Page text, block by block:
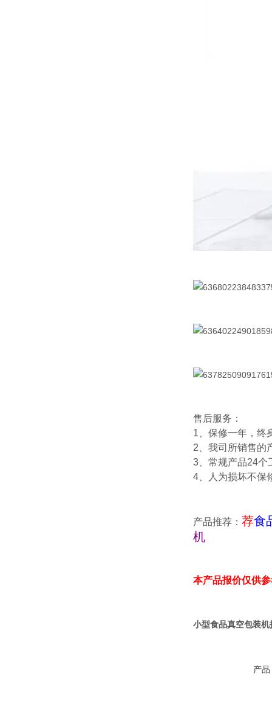
售后服务：
1、保修一年，终
2、我司所销售的
3、常规产品24个
4、人为损坏不保
产品推荐： 荐食
机
本产品报价仅供
小型食品真空包装机
产品